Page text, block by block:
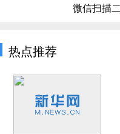
微信扫描
热点推荐